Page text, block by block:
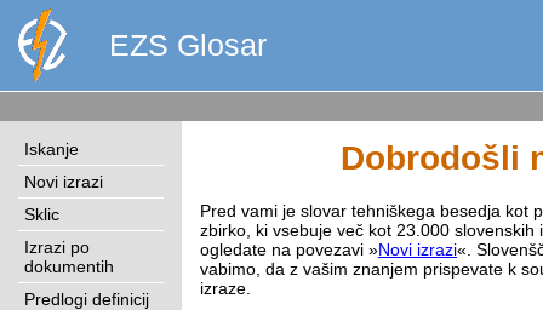
EZS Glosar
Iskanje
Novi izrazi
Sklic
Izrazi po
dokumentih
Predlogi definicij
Dobrodošli
Pred vami je slovar tehniškega besedja kot
zbirko, ki vsebuje več kot 23.000
ogledate na povezavi »Novi izrazi«.
vabimo, da z vašim znanjem prispevate k
izraze.